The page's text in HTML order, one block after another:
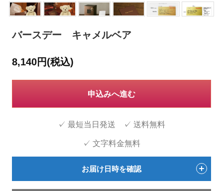
バースデー キャメルベア
8,140円(税込)
申込みへ進む
✓ 最短当日発送 ✓ 送料無料
✓ 文字料金無料
お届け日時を確認